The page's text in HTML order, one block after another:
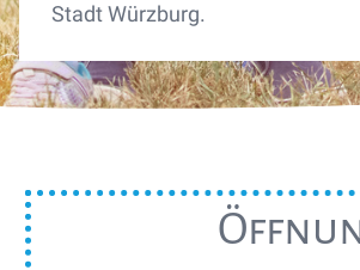
Stadt Würzburg.